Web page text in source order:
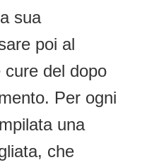
sua
poi al
del dopo
Per ogni
una
che